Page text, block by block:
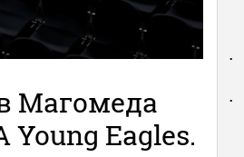
Магомеда
Eagles.